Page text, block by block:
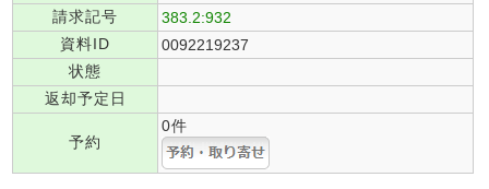
請求記号
383.2:932
資料ID
0092219237
状態
返却予定日
予約
0件